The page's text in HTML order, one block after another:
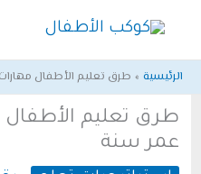
المحتوى
الرئيسية طرق تعليم الأطفال
طرق تعليم الأطفال
عمر سنة